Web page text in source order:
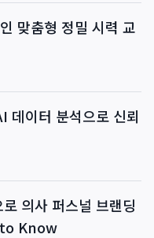
맞춤형 정밀 시력 교
데이터 분석으로 신뢰
의사 퍼스널 브랜딩
Know